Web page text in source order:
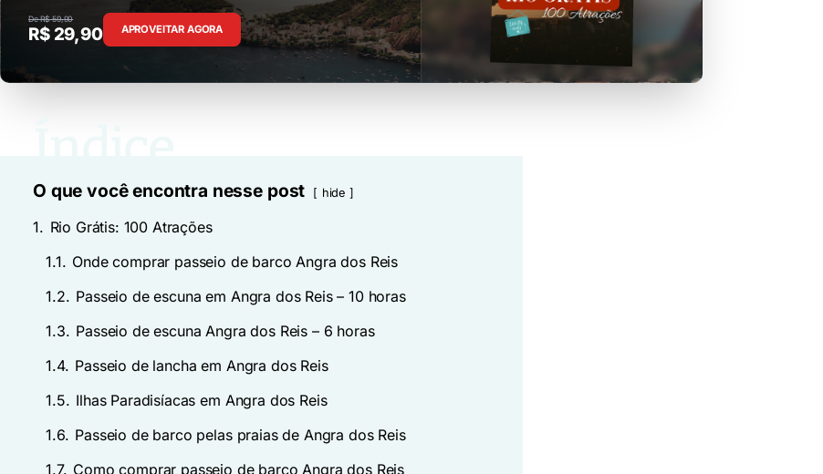
De R$ 59,90
R$ 29,90 APROVEITAR AGORA
O que você encontra nesse post hide
1. Rio Grátis: 100 Atrações
1.1. Onde comprar passeio de barco Angra dos Reis
1.2. Passeio de escuna em Angra dos Reis – 10 horas
1.3. Passeio de escuna Angra dos Reis – 6 horas
1.4. Passeio de lancha em Angra dos Reis
1.5. Ilhas Paradisíacas em Angra dos Reis
1.6. Passeio de barco pelas praias de Angra dos Reis
1.7. Como comprar passeio de barco Angra dos Reis